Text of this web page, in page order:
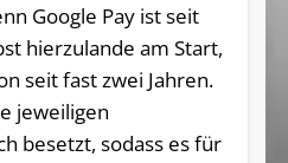
Google Pay ist seit
hierzulande am Start,
seit fast zwei Jahren.
jeweiligen
besetzt, sodass es für